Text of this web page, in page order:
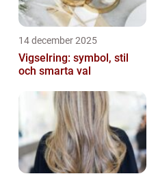
14 december 2025
Vigselring: symbol, stil
och smarta val